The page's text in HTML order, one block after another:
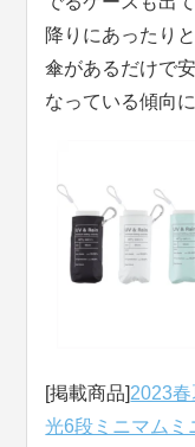
降りにあったり
傘があるだけで
なっている傾向
[掲載商品]2023
光6段ミニマムミ